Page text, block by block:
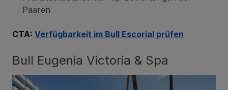
Paaren
CTA: Verfügbarkeit im Bull Escorial prüfen
Bull Eugenia Victoria & Spa